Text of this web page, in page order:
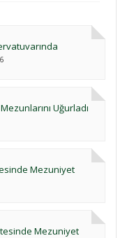
Uğurladı
Mezuniyet
Mezuniyet